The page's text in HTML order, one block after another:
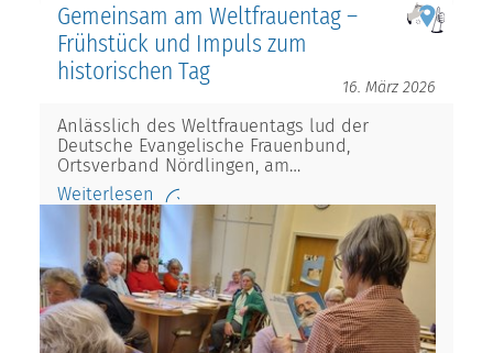
Gemeinsam am Weltfrauentag –
Frühstück und Impuls zum
historischen Tag
16. März 2026
Anlässlich des Weltfrauentags lud der
Deutsche Evangelische Frauenbund,
Ortsverband Nördlingen, am…
Weiterlesen